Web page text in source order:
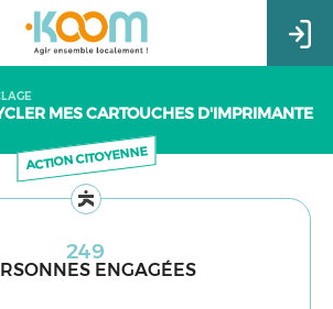
MES CARTOUCHES D'IMPRIMANTE
ACTION CITOYENNE
249
ENGAGÉES